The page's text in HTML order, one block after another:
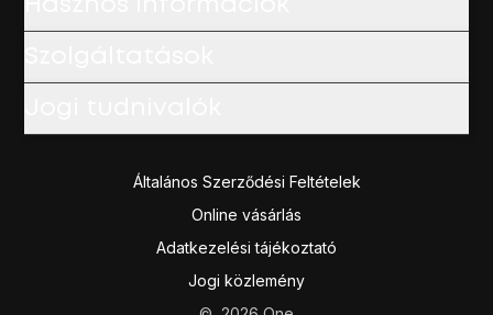
Általános Szerződési Feltételek
Online vásárlás
Adatkezelési tájékoztató
Jogi közlemény